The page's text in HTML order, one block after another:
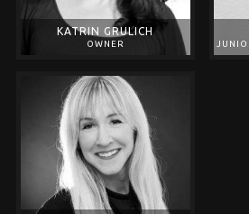
KATRIN GRULICH
OWNER